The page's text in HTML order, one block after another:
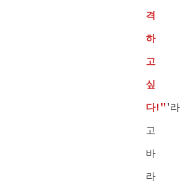
격
하
고
싶
다!"'라
고
바
라